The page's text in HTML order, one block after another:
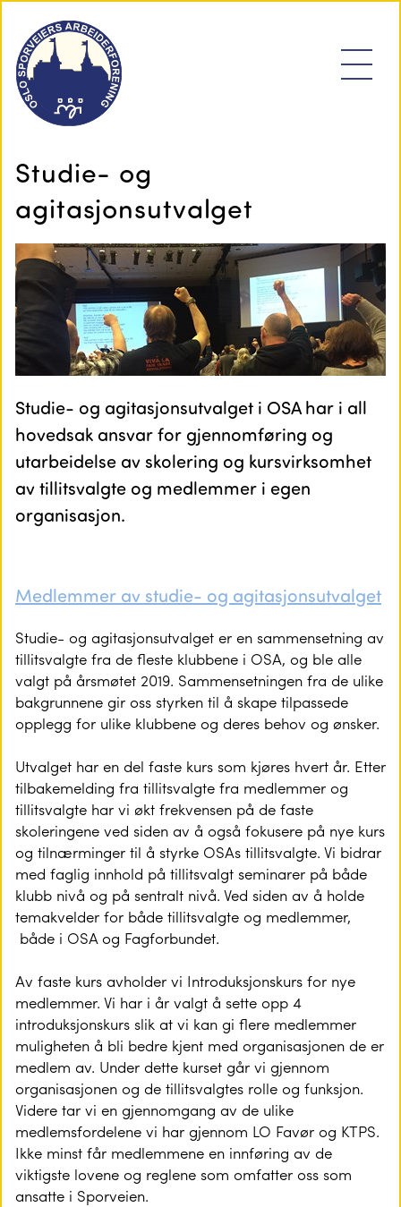
Studie- og
agitasjonsutvalget
Studie- og agitasjonsutvalget i OSA har i all
hovedsak ansvar for gjennomføring og
utarbeidelse av skolering og kursvirksomhet
av tillitsvalgte og medlemmer i egen
organisasjon.
Medlemmer av studie- og agitasjonsutvalget
Studie- og agitasjonsutvalget er en sammensetning av
tillitsvalgte fra de fleste klubbene i OSA, og ble alle
valgt på årsmøtet 2019. Sammensetningen fra de ulike
bakgrunnene gir oss styrken til å skape tilpassede
opplegg for ulike klubbene og deres behov og ønsker.
Utvalget har en del faste kurs som kjøres hvert år. Etter
tilbakemelding fra tillitsvalgte fra medlemmer og
tillitsvalgte har vi økt frekvensen på de faste
skoleringene ved siden av å også fokusere på nye kurs
og tilnærminger til å styrke OSAs tillitsvalgte. Vi bidrar
med faglig innhold på tillitsvalgt seminarer på både
klubb nivå og på sentralt nivå. Ved siden av å holde
temakvelder for både tillitsvalgte og medlemmer,
både i OSA og Fagforbundet.
Av faste kurs avholder vi Introduksjonskurs for nye
medlemmer. Vi har i år valgt å sette opp 4
introduksjonskurs slik at vi kan gi flere medlemmer
muligheten å bli bedre kjent med organisasjonen de er
medlem av. Under dette kurset går vi gjennom
organisasjonen og de tillitsvalgtes rolle og funksjon.
Videre tar vi en gjennomgang av de ulike
medlemsfordelene vi har gjennom LO Favør og KTPS.
Ikke minst får medlemmene en innføring av de
viktigste lovene og reglene som omfatter oss som
ansatte i Sporveien.